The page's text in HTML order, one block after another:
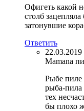
Офигеть какой
столб
затонувшие
Ответить
Mamana
Рыбе пиле
рыба-пила
тех
бы плохо